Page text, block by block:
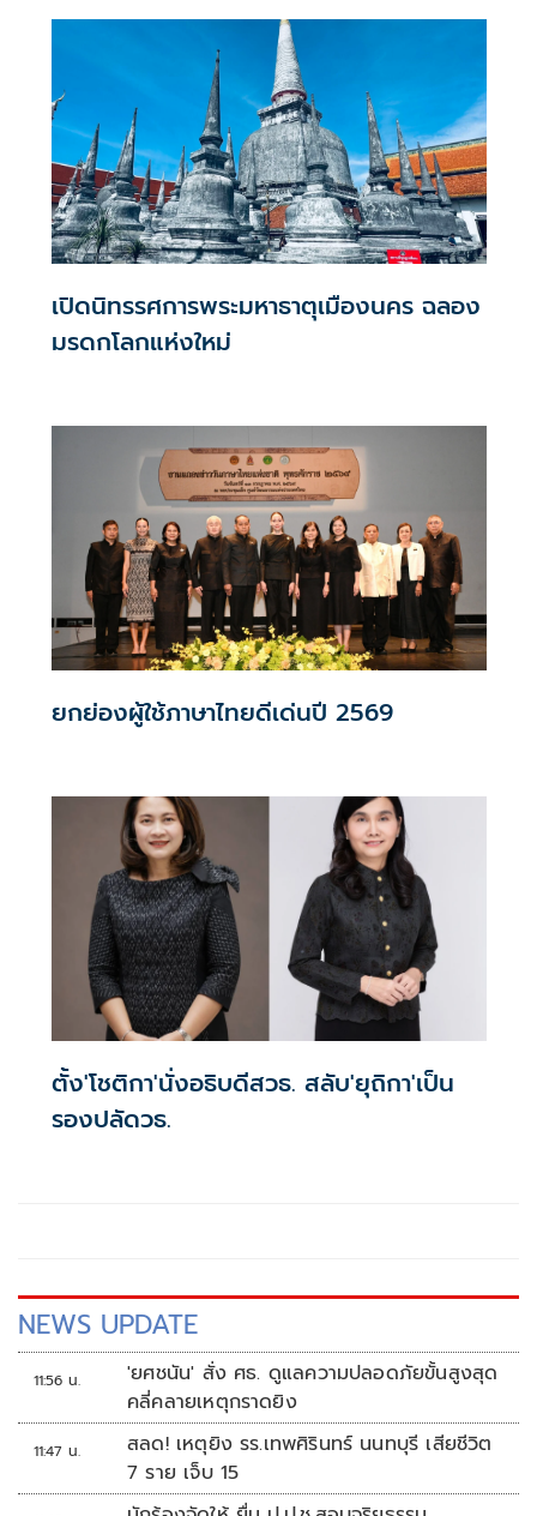
เปิดนิทรรศการพระมหาธาตุเมืองนคร ฉลอง
มรดกโลกแห่งใหม่
ยกย่องผู้ใช้ภาษาไทยดีเด่นปี 2569
ตั้ง'โชติกา'นั่งอธิบดีสวธ. สลับ'ยุถิกา'เป็น
รองปลัดวธ.
NEWS UPDATE
11:56 น.
'ยศชนัน' สั่ง ศธ. ดูแลความปลอดภัยขั้นสูงสุด
คลี่คลายเหตุกราดยิง
11:47 น.
สลด! เหตุยิง รร.เทพศิรินทร์ นนทบุรี เสียชีวิต
7 ราย เจ็บ 15